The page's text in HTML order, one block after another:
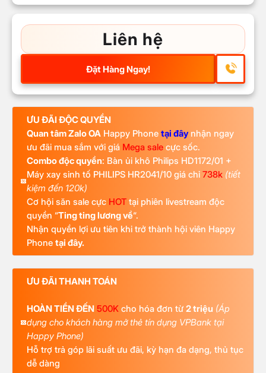
Liên hệ
Đặt Hàng Ngay!
ƯU ĐÃI ĐỘC QUYỀN
Quan tâm Zalo OAHappy Phone tại đây nhận ngay
ưu đãi mua sắm với giá Mega salecực sốc.
Combo độc quyền: Bàn ủi khô Philips HD1172/01 +
Máy xay sinh tố PHILIPS HR2041/10 giá chỉ 738k (tiết
kiệm đến 120k)
Cơ hội săn sale cực HOTtại phiên livestream độc
quyền “Ting ting lương về“.
Nhận quyền lợi ưu tiên khi trở thành hội viên Happy
Phone tại đây.
ƯU ĐÃI THANH TOÁN
HOÀN TIỀN ĐẾN 500K cho hóa đơn từ2 triệu (Áp
dụng cho khách hàng mở thẻ tín dụng VPBank tại
Happy Phone)
Hỗ trợ trả góp lãi suất ưu đãi, kỳ hạn đa dạng, thủ tục
dễ dàng